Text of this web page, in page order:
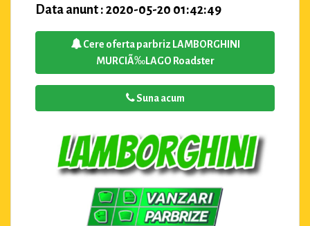
Data anunt : 2020-05-20 01:42:49
Cere oferta parbriz LAMBORGHINI
MURCIÃ‰LAGO Roadster
Suna acum